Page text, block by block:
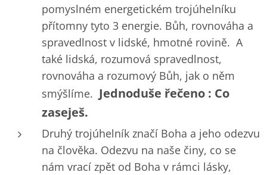
pomyslném energetickém trojúhelníku
přítomny tyto 3 energie. Bůh, rovnováha a
spravedlnost v lidské, hmotné rovině. A
také lidská, rozumová spravedlnost,
rovnováha a rozumový Bůh, jak o něm
smýšlíme. Jednoduše řečeno : Co
zaseješ.
Druhý trojúhelník značí Boha a jeho odezvu
na člověka. Odezvu na naše činy, co se
nám vrací zpět od Boha v rámci lásky,